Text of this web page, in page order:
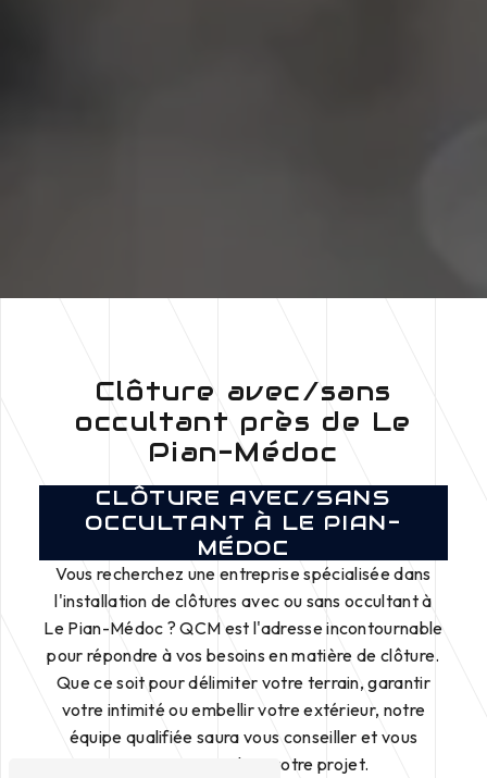
Clôture avec/sans
occultant près de Le
Pian-Médoc
CLÔTURE AVEC/SANS
OCCULTANT À LE PIAN-
MÉDOC
Vous recherchez une entreprise spécialisée dans
l'installation de clôtures avec ou sans occultant à
Le Pian-Médoc ? QCM est l'adresse incontournable
pour répondre à vos besoins en matière de clôture.
Que ce soit pour délimiter votre terrain, garantir
votre intimité ou embellir votre extérieur, notre
équipe qualifiée saura vous conseiller et vous
accompagner dans votre projet.